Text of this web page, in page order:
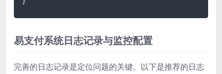
易支付系统日志记录与监控配置
完善的日志记录是定位问题的关键。以下是推荐的日志